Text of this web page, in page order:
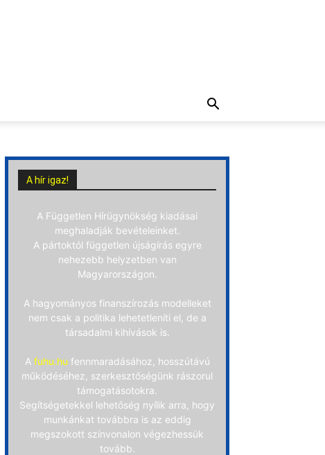
A hír igaz!
A Független Hírügynökség kiadásai
meghaladják bevételeinket.
A pártoktól független újságírás egyre
nehezebb helyzetben van
Magyarországon.
A hagyományos finanszírozás modelleket
nem csak a politika lehetetleníti el, de a
társadalmi kihívások is.
A fuhu.hu fennmaradásához, hosszútávú
működéséhez, szerkesztőségünk rászorul
támogatásotokra.
Segítségetekkel lehetőség nyílik arra, hogy
munkánkat továbbra is az eddig
megszokott színvonalon végezhessük
tovább.